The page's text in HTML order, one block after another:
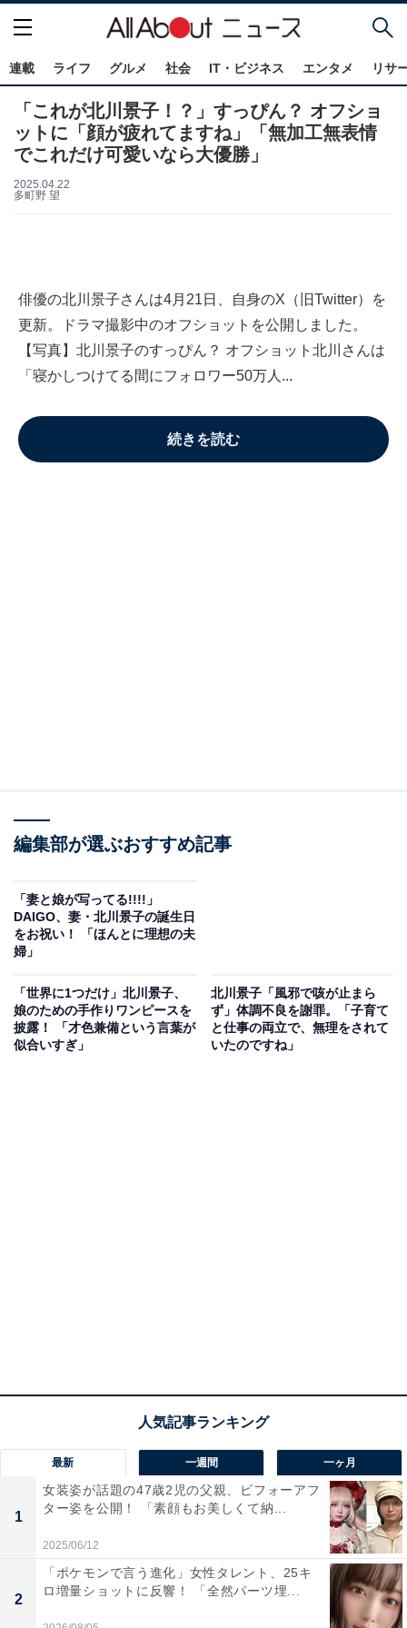
連載 ライフ グルメ 社会 IT・ビジネス エンタメ リサ
「これが北川景子！？」すっぴん？ オフショ
ットに「顔が疲れてますね」「無加工無表情
でこれだけ可愛いなら大優勝」
2025.04.22
多町野 望
俳優の北川景子さんは4月21日、自身のX（旧Twitter）を
更新。ドラマ撮影中のオフショットを公開しました。
【写真】北川景子のすっぴん？ オフショット北川さんは
「寝かしつけてる間にフォロワー50万人...
続きを読む
編集部が選ぶおすすめ記事
「妻と娘が写ってる!!!!」
DAIGO、妻・北川景子の誕生日
をお祝い！ 「ほんとに理想の夫
婦」
「世界に1つだけ」北川景子、
娘のための手作りワンピースを
披露！ 「才色兼備という言葉が
似合いすぎ」
北川景子「風邪で咳が止まら
ず」体調不良を謝罪。「子育て
と仕事の両立で、無理をされて
いたのですね」
最新 一週間 一ヶ月
1
女装姿が話題の47歳2児の父親、ビフォーアフ
ター姿を公開！ 「素顔もお美しくて納...
2025/06/12
2
「ポケモンで言う進化」女性タレント、25キ
ロ増量ショットに反響！ 「全然パーツ埋...